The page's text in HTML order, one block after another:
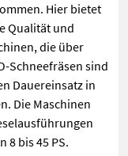
Hier bietet
Qualität und
die über
Schneefräsen sind
Dauereinsatz in
Die Maschinen
8 bis 45 PS.